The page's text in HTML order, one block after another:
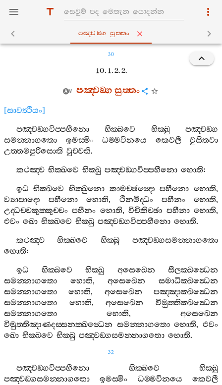
පඤ‍්චඞ‍්ග සුත‍්තං
30
10. 1. 2. 2.
පඤ‍්චඞ‍්ගසුත‍්තං
[සාවත්‍ථියං]
පඤ‍්චඞ‍්ගවිප‍්පහීනො
භික‍්ඛවෙ භික‍්ඛු
පඤ‍්චඞ‍්ග
සමන‍්නාගතො
ඉමස‍්මිං ධම‍්මවිනයෙ කෙවලී
වුසිතවා
උත‍්තමපුරිසොති වුච‍්චති.
කථඤ‍්ච භික‍්ඛවෙ භික‍්ඛු පඤ‍්චඞ‍්ගවිප‍්පහීනො හොති:
ඉධ භික‍්ඛවෙ භික‍්ඛුනො කාමච‍්ඡන්‍දො පහීනො හොති,
ව්‍යාපාදො
පහීනො හොති, ථීනමිද‍්ධං පහීනං හොති,
උද‍්ධච‍්චකුක‍්කුච‍්චං පහීනං හොති,විචිකිච‍්ඡා පහීනා හොති,
එවං ඛො භික‍්ඛවෙ භික‍්ඛු පඤ‍්චඞ‍්ගවිප‍්පහීනො හොති.
කථඤ‍්ච
භික‍්ඛවෙ භික‍්ඛු
පඤ‍්චඞ‍්ගසමන‍්නාගතො
හොති:
ඉධ
භික‍්ඛවෙ භික‍්ඛු අසෙඛෙන
සීලක‍්ඛන්‍ධෙන
සමන‍්නාගතො
හොති,අසෙඛෙන
සමාධික‍්ඛන්‍ධෙන
සමන‍්නාගතො
හොති, අසෙඛෙන
පඤ‍්ඤාක‍්ඛන්‍ධෙන
සමන‍්නාගතො
හොති,අසෙඛෙන
විමුත‍්තික‍්ඛන්‍ධෙන
සමන‍්නාගතො
හොති, අසෙඛෙන
විමුත‍්තිඤාණදස‍්සනක‍්ඛන්‍ධෙන සමන‍්නාගතො හොති,එවං
ඛො භික‍්ඛවෙ භික‍්ඛු පඤ‍්චඞ‍්ගසමන‍්නාගතො හොති.
32
පඤ‍්චඞ‍්ගවිප‍්පහීනො භික‍්ඛවෙ
භික‍්ඛු
පඤ‍්චඞ‍්ගසමන‍්නාගතො
ඉමස‍්මිං ධම‍්මවිනයෙ
කෙවලී